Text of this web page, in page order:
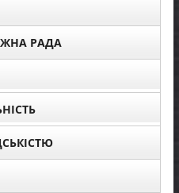
РАДА